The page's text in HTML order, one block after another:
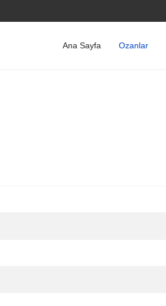
Ana Sayfa Ozanlar